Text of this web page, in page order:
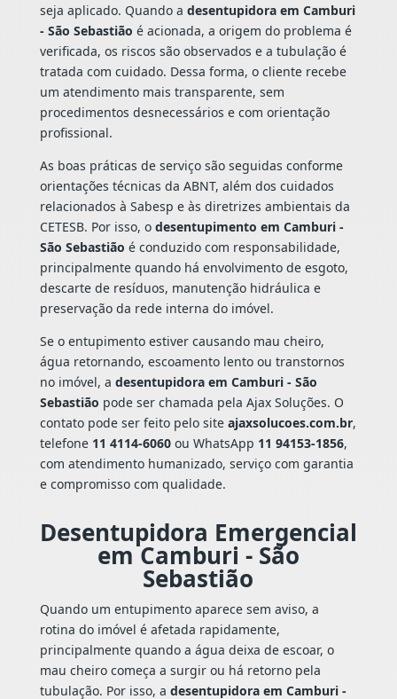
seja aplicado. Quando a desentupidora em Camburi
- São Sebastião é acionada, a origem do problema é
verificada, os riscos são observados e a tubulação é
tratada com cuidado. Dessa forma, o cliente recebe
um atendimento mais transparente, sem
procedimentos desnecessários e com orientação
profissional.
As boas práticas de serviço são seguidas conforme
orientações técnicas da ABNT, além dos cuidados
relacionados à Sabesp e às diretrizes ambientais da
CETESB. Por isso, o desentupimento em Camburi -
São Sebastião é conduzido com responsabilidade,
principalmente quando há envolvimento de esgoto,
descarte de resíduos, manutenção hidráulica e
preservação da rede interna do imóvel.
Se o entupimento estiver causando mau cheiro,
água retornando, escoamento lento ou transtornos
no imóvel, a desentupidora em Camburi - São
Sebastião pode ser chamada pela Ajax Soluções. O
contato pode ser feito pelo site ajaxsolucoes.com.br,
telefone 11 4114-6060ou WhatsApp 11 94153-1856,
com atendimento humanizado, serviço com garantia
e compromisso com qualidade.
Desentupidora Emergencial
em Camburi - São
Sebastião
Quando um entupimento aparece sem aviso, a
rotina do imóvel é afetada rapidamente,
principalmente quando a água deixa de escoar, o
mau cheiro começa a surgir ou há retorno pela
tubulação. Por isso, a desentupidora em Camburi -